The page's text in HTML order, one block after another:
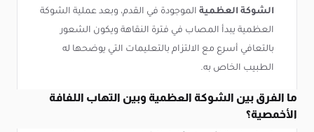
الشوكة العظمية الموجودة في القدم، وبعد عملية الشوكة
العظمية يبدأ المصاب في فترة النقاهة ويكون الشعور
بالتعافي أسرع مع الالتزام بالتعليمات التي يوضحها له
الطبيب الخاص به.
ما الفرق بين الشوكة العظمية وبين التهاب اللفافة
الأخمصية؟